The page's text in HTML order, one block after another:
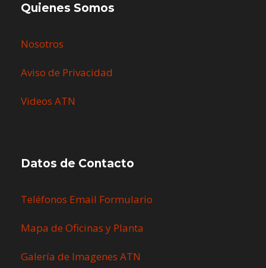
Quienes Somos
Nosotros
Aviso de Privacidad
Videos ATN
Datos de Contacto
Teléfonos Email Formulario
Mapa de Oficinas y Planta
Galería de Imagenes ATN